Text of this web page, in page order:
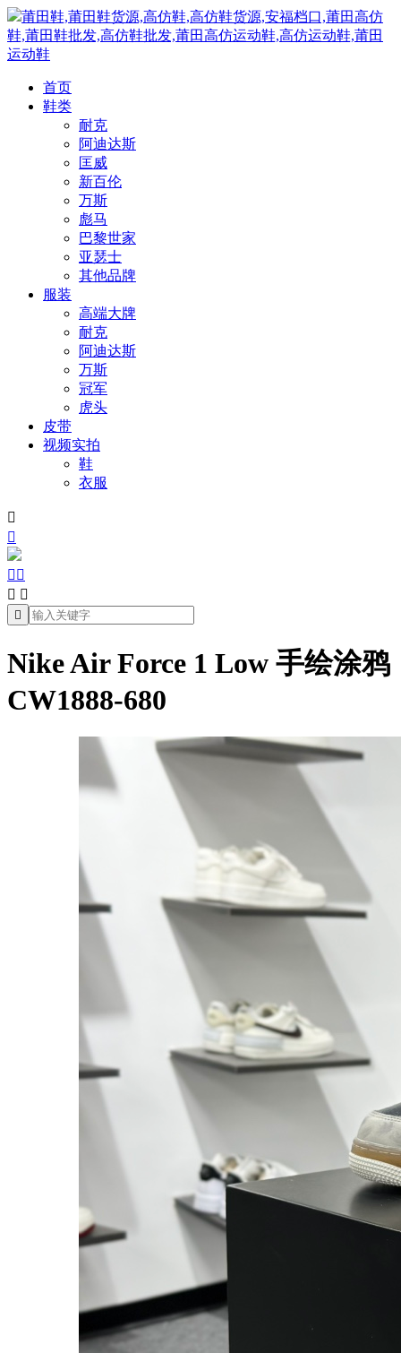
莆田鞋,莆田鞋货源,高仿鞋,高仿鞋货源,安福档口,莆田高仿
鞋,莆田鞋批发,高仿鞋批发,莆田高仿运动鞋,高仿运动鞋,莆田
运动鞋
首页
鞋类
耐克
阿迪达斯
匡威
新百伦
万斯
彪马
巴黎世家
亚瑟士
其他品牌
服装
高端大牌
耐克
阿迪达斯
万斯
冠军
虎头
皮带
视频实拍
鞋
衣服


 
 

Nike Air Force 1 Low 手绘涂鸦
CW1888-680